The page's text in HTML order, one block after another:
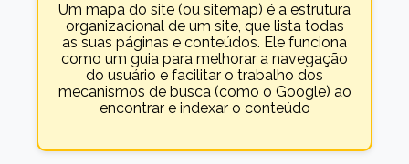
Um mapa do site (ou sitemap) é a estrutura
organizacional de um site, que lista todas
as suas páginas e conteúdos. Ele funciona
como um guia para melhorar a navegação
do usuário e facilitar o trabalho dos
mecanismos de busca (como o Google) ao
encontrar e indexar o conteúdo